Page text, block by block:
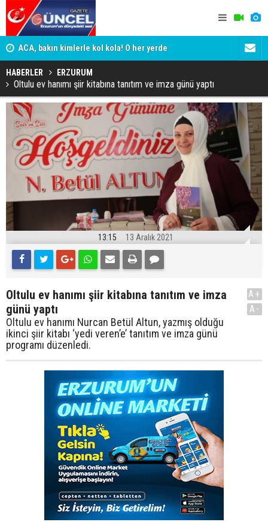
ACA, bakın kimlerle kol kola! O her yerde ADALET
HABERLER ERZURUM
Oltulu ev hanımı şiir kitabına tanıtım ve imza günü yaptı
13:15 13 Aralık 2021
Oltulu ev hanımı şiir kitabına tanıtım ve imza
günü yaptı
Oltulu ev hanımı Nurcan Betül Altun, yazmış olduğu
ikinci şiir kitabı ‘yedi veren’e’ tanıtım ve imza günü
programı düzenledi.
A+
A-